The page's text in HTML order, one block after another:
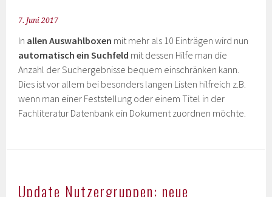
7. Juni 2017
In allen Auswahlboxen mit mehr als 10 Einträgen wird nun
automatisch ein Suchfeld mit dessen Hilfe man die
Anzahl der Suchergebnisse bequem einschränken kann.
Dies ist vor allem bei besonders langen Listen hilfreich z.B.
wenn man einer Feststellung oder einem Titel in der
Fachliteratur Datenbank ein Dokument zuordnen möchte.
Update Nutzergruppen: neue